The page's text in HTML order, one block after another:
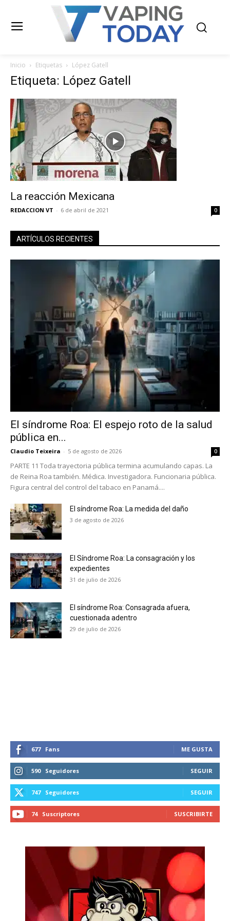
No te pierdas de las
Inicio Etiquetas López Gatell
Etiqueta: López Gatell
La reacción Mexicana
REDACCION VT - 6 de abril de 2021 0
ARTÍCULOS RECIENTES
El síndrome Roa: El espejo roto de la salud
pública en...
Claudio Teixeira - 5 de agosto de 2026 0
PARTE 11 Toda trayectoria pública termina acumulando capas. La
de Reina Roa también. Médica. Investigadora. Funcionaria pública.
Figura central del control del tabaco en Panamá....
El síndrome Roa: La medida del daño
3 de agosto de 2026
El Síndrome Roa: La consagración y los
expedientes
31 de julio de 2026
El síndrome Roa: Consagrada afuera,
cuestionada adentro
29 de julio de 2026
677 Fans ME GUSTA
590 Seguidores SEGUIR
747 Seguidores SEGUIR
74 Suscriptores SUSCRIBIRTE